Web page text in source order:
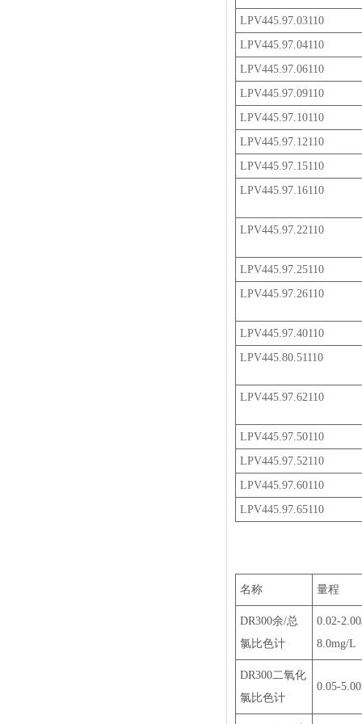
LPV445.97.03110
LPV445.97.04110
LPV445.97.06110
LPV445.97.09110
LPV445.97.10110
LPV445.97.12110
LPV445.97.15110
LPV445.97.16110
LPV445.97.22110
LPV445.97.25110
LPV445.97.26110
LPV445.97.40110
LPV445.80.51110
LPV445.97.62110
LPV445.97.50110
LPV445.97.52110
LPV445.97.60110
LPV445.97.65110
名称 量程
DR300余/总
氯比色计
0.02-
8.0mg/L
DR300二氧化
氯比色计
0.05-